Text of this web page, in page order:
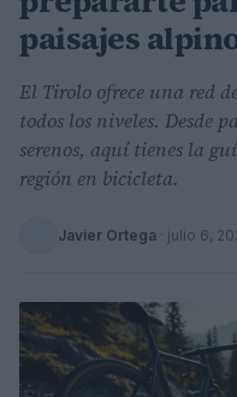
paisajes
El Tirolo ofrece una red
todos los niveles. Desde
serenos, aquí tienes la
región en bicicleta.
Javier Ortega · julio 6,